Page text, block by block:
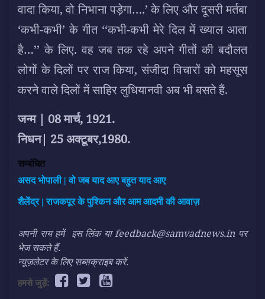
वादा किया, वो निभाना पड़ेगा….’ के लिए और दूसरी मर्तबा
‘कभी-कभी’ के गीत ‘‘कभी-कभी मेरे दिल में ख्याल आता
है…’’ के लिए. वह जब तक रहे अपने गीतों की बदौलत
लोगों के दिलों पर राज किया, संजीदा विचारों को महसूस
करने वाले दिलों में साहिर लुधियानवी अब भी बसते हैं.
जन्म | 08 मार्च, 1921.
निधन| 25 अक्टूबर,1980.
सम्बंधित
असद भोपाली | वो जब याद आए बहुत याद आए
शैलेंद्र | राजकपूर के पुश्किन और आम आदमी की आवाज़
अपनी राय हमें इस लिंक या feedback@samvadnews.in पर
भेज सकते हैं.
न्यूज़लेटर के लिए सब्सक्राइब करें.
हमसे जुड़ें: